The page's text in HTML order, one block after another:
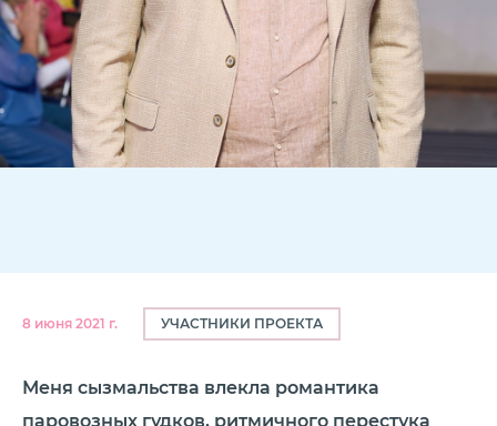
8 июня 2021 г. УЧАСТНИКИ ПРОЕКТА
Меня сызмальства влекла романтика
паровозных гудков, ритмичного перестука